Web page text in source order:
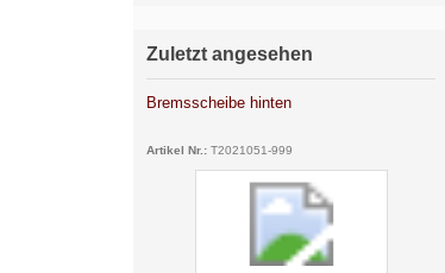
Zuletzt angesehen
Bremsscheibe hinten
Artikel Nr.: T2021051-999